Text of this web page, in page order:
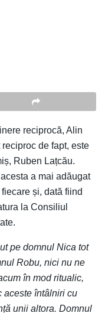
reciprocă, Alin
de fapt, este
Ruben Lațcău.
a mai adăugat
și, dată fiind
la Consiliul
pe domnul Nica tot
Robu, nici nu ne
în mod ritualic,
aceste întâlniri cu
unii altora. Domnul